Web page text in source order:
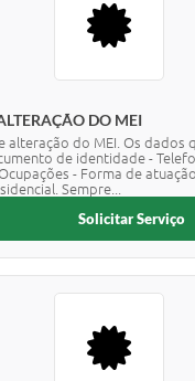
DO MEI
alteração do MEI. Os dados
de identidade -
- Forma de
Sempre...
Solicitar Serviço